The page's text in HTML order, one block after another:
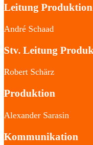
Leitung Produktion
André Schaad
Stv. Leitung
Robert Schärz
Produktion
Alexander Sarasin
Kommunikation